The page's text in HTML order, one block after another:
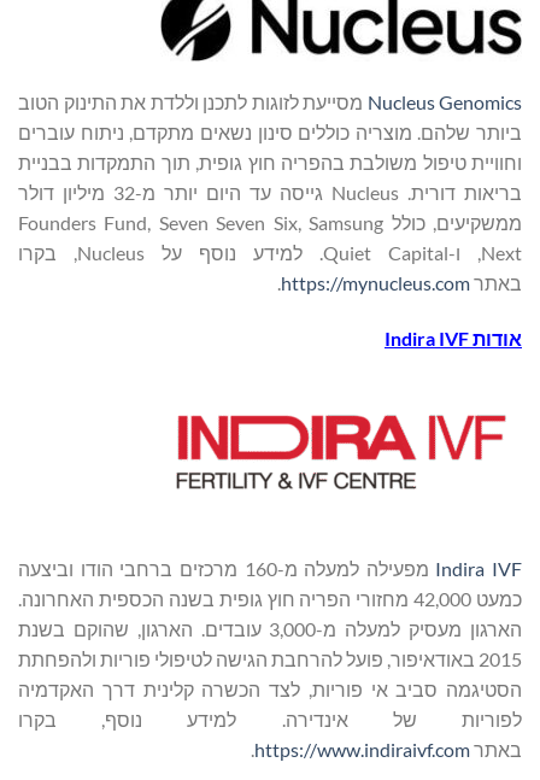
Nucleus Genomics מסייעת לזוגות לתכנן וללדת את התינוק הטוב
ביותר שלהם. מוצריה כוללים סינון נשאים מתקדם, ניתוח עוברים
וחוויית טיפול משולבת בהפריה חוץ גופית, תוך התמקדות בבניית
בריאות דורית. Nucleus גייסה עד היום יותר מ-32 מיליון דולר
ממשקיעים, כולל Founders Fund, Seven Seven Six, Samsung
Next, ו-Quiet Capital. למידע נוסף על Nucleus, בקרו
באתרhttps://mynucleus.com
.
אודותIndira IVF
Indira IVF
מפעילה למעלה מ-160 מרכזים ברחבי הודו וביצעה
כמעט 42,000 מחזורי הפריה חוץ גופית בשנה הכספית האחרונה.
הארגון מעסיק למעלה מ-3,000 עובדים. הארגון, שהוקם בשנת
2015 באודאיפור, פועל להרחבת הגישה לטיפולי פוריות ולהפחתת
הסטיגמה סביב אי פוריות, לצד הכשרה קלינית דרך האקדמיה
לפוריות של אינדירה. למידע נוסף, בקרו
באתרhttps://www.indiraivf.com
.